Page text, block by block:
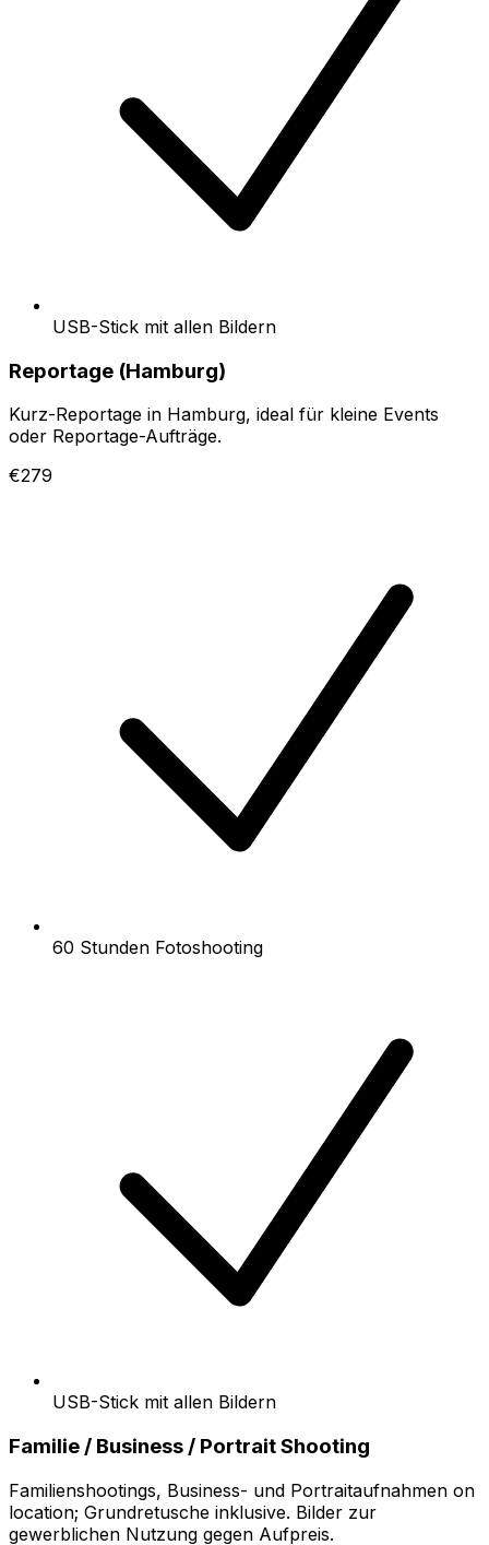
USB-Stick mit allen Bildern
Reportage (Hamburg)
Kurz-Reportage in Hamburg, ideal für kleine Events
oder Reportage-Aufträge.
€279
60 Stunden Fotoshooting
USB-Stick mit allen Bildern
Familie / Business / Portrait Shooting
Familienshootings, Business- und Portraitaufnahmen on
location; Grundretusche inklusive. Bilder zur
gewerblichen Nutzung gegen Aufpreis.